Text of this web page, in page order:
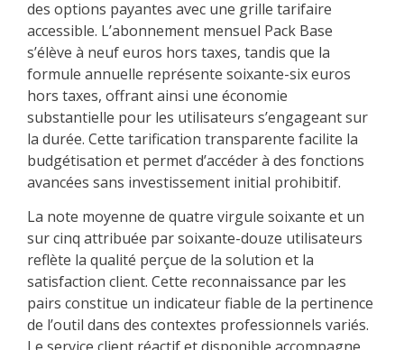
des options payantes avec une grille tarifaire
accessible. L’abonnement mensuel Pack Base
s’élève à neuf euros hors taxes, tandis que la
formule annuelle représente soixante-six euros
hors taxes, offrant ainsi une économie
substantielle pour les utilisateurs s’engageant sur
la durée. Cette tarification transparente facilite la
budgétisation et permet d’accéder à des fonctions
avancées sans investissement initial prohibitif.
La note moyenne de quatre virgule soixante et un
sur cinq attribuée par soixante-douze utilisateurs
reflète la qualité perçue de la solution et la
satisfaction client. Cette reconnaissance par les
pairs constitue un indicateur fiable de la pertinence
de l’outil dans des contextes professionnels variés.